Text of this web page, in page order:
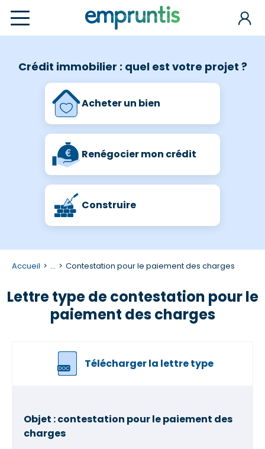
Crédit immobilier : quel est votre projet ?
Acheter un bien
Renégocier mon crédit
Construire
Accueil ... Contestation pour le paiement des charges
Lettre type de contestation pour le
paiement des charges
Télécharger la lettre type
Objet : contestation pour le paiement des
charges